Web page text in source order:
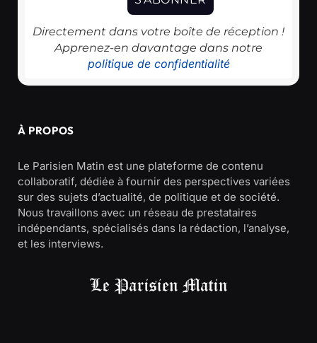
Directement dans votre boîte de réception !
Apprenez-en davantage dans notre
politique de confidentialité
À PROPOS
Le Parisien Matin est une plateforme de contenu
collaboratif, dédiée à fournir des perspectives variées
sur des sujets d’actualité, de politique et de société.
Nous travaillons avec un réseau de prestataires
indépendants, spécialisés dans la rédaction, l’analyse,
et les interviews.